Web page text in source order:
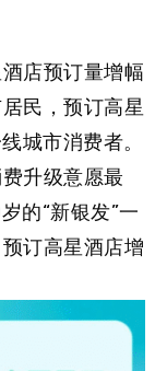
店预订量增幅
民，预订高星
城市消费者。
升级意愿最
的“新银发”一
订高星酒店增